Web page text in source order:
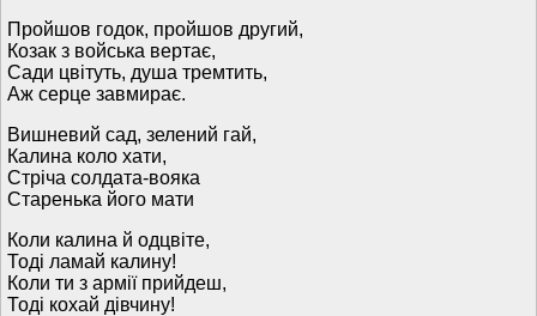
Пройшов годок, пройшов другий,
Козак з войська вертає,
Сади цвітуть, душа тремтить,
Аж серце завмирає.
Вишневий сад, зелений гай,
Калина коло хати,
Стріча солдата-вояка
Старенька його мати
Коли калина й одцвіте,
Тоді ламай калину!
Коли ти з армії прийдеш,
Тоді кохай дівчину!